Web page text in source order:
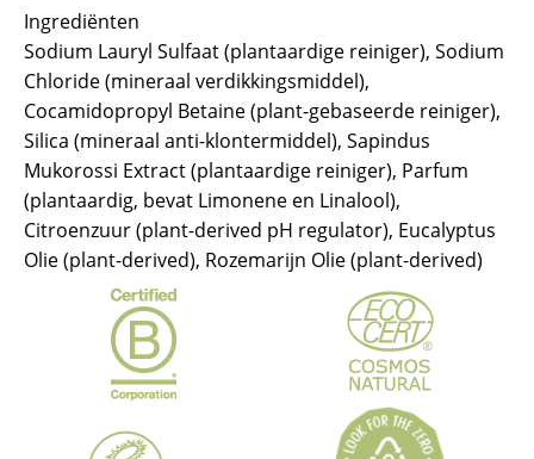
Ingrediënten
Sodium Lauryl Sulfaat (plantaardige reiniger), Sodium
Chloride (mineraal verdikkingsmiddel),
Cocamidopropyl Betaine (plant-gebaseerde reiniger),
Silica (mineraal anti-klontermiddel), Sapindus
Mukorossi Extract (plantaardige reiniger), Parfum
(plantaardig, bevat Limonene en Linalool),
Citroenzuur (plant-derived pH regulator), Eucalyptus
Olie (plant-derived), Rozemarijn Olie (plant-derived)